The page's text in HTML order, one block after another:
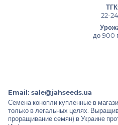
22-
до 900
Email: sale@jahseeds.ua
Семена конопли купленные в
только в легальных целях.
проращивание семян) в Украине